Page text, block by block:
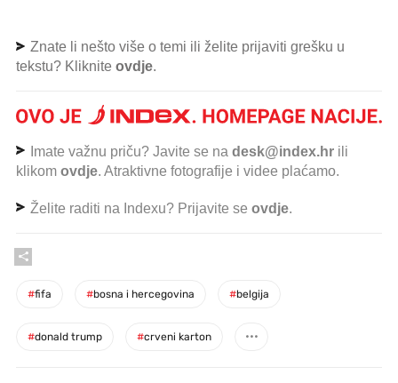
Znate li nešto više o temi ili želite prijaviti grešku u
tekstu? Kliknite ovdje.
Imate važnu priču? Javite se na desk@index.hr ili
klikom ovdje. Atraktivne fotografije i videe plaćamo.
Želite raditi na Indexu? Prijavite se ovdje.
#fifa #bosna i hercegovina #belgija
#donald trump #crveni karton